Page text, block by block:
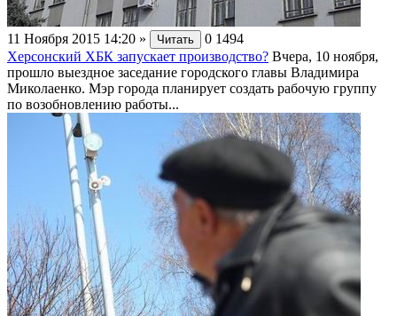
11 Ноября 2015 14:20 » Читать 0 1494
Херсонский ХБК запускает производство? Вчера, 10 ноября,
прошло выездное заседание городского главы Владимира
Миколаенко. Мэр города планирует создать рабочую группу
по возобновлению работы...